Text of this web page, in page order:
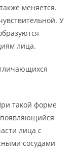
меняется.
У
лица.
такой форме
лица с
сосудами